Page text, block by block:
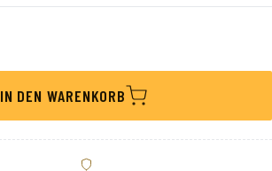
IN DEN WARENKORB